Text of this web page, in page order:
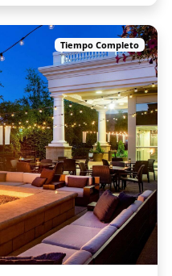
Tiempo Completo